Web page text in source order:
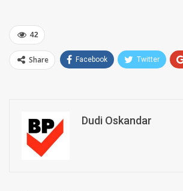
42
Share Facebook Twitter
Dudi Oskandar